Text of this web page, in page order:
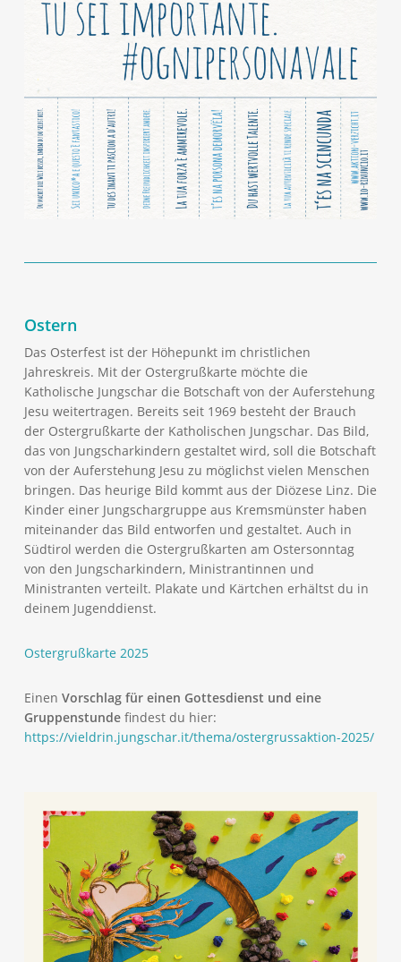
Ostern
Das Osterfest ist der Höhepunkt im christlichen
Jahreskreis. Mit der Ostergrußkarte möchte die
Katholische Jungschar die Botschaft von der Auferstehung
Jesu weitertragen. Bereits seit 1969 besteht der Brauch
der Ostergrußkarte der Katholischen Jungschar. Das Bild,
das von Jungscharkindern gestaltet wird, soll die Botschaft
von der Auferstehung Jesu zu möglichst vielen Menschen
bringen. Das heurige Bild kommt aus der Diözese Linz. Die
Kinder einer Jungschargruppe aus Kremsmünster haben
miteinander das Bild entworfen und gestaltet. Auch in
Südtirol werden die Ostergrußkarten am Ostersonntag
von den Jungscharkindern, Ministrantinnen und
Ministranten verteilt. Plakate und Kärtchen erhältst du in
deinem Jugenddienst.
Ostergrußkarte 2025
Einen Vorschlag für einen Gottesdienst und eine
Gruppenstunde findest du hier:
https://vieldrin.jungschar.it/thema/ostergrussaktion-2025/